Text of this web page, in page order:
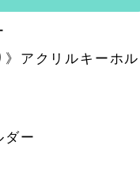
》アクリルキーホル
ダー